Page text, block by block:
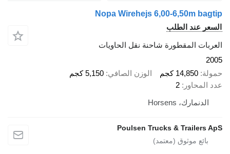
Nopa Wirehejs 6,00-6,50m bagtip
السعر عند الطلب
العربات المقطورة شاحنة نقل الحاويات
2005
حمولة 14,850 كجم الوزن الصافي 5,150 كجم
عدد المحاور
2
الدنمارك، Horsens
Poulsen Trucks & Trailers ApS